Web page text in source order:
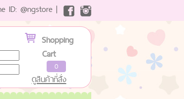
ID: @ngstore |
Shopping
Cart
0
ดูสินค้าที่สั่ง